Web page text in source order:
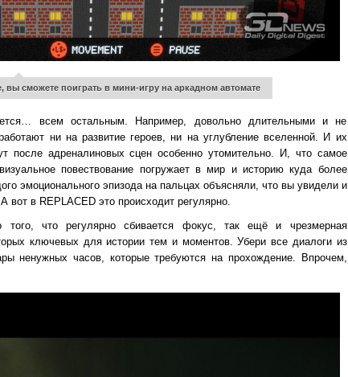
сможете поиграть в мини-игру на аркадном автомате
всем остальным. Например, довольно длительными и не
ни на развитие героев, ни на углубление вселенной. И их
после адреналиновых сцен особенно утомительно. И, что самое
повествование погружает в мир и историю куда более
эмоционального эпизода на пальцах объясняли, что вы увидели и
в REPLACED это происходит регулярно.
что регулярно сбивается фокус, так ещё и чрезмерная
ключевых для истории тем и моментов. Убери все диалоги из
ненужных часов, которые требуются на прохождение. Впрочем,